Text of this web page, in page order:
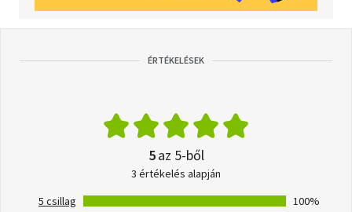
ÉRTÉKELÉSEK
5az 5-ből
3 értékelés alapján
5 csillag
100%